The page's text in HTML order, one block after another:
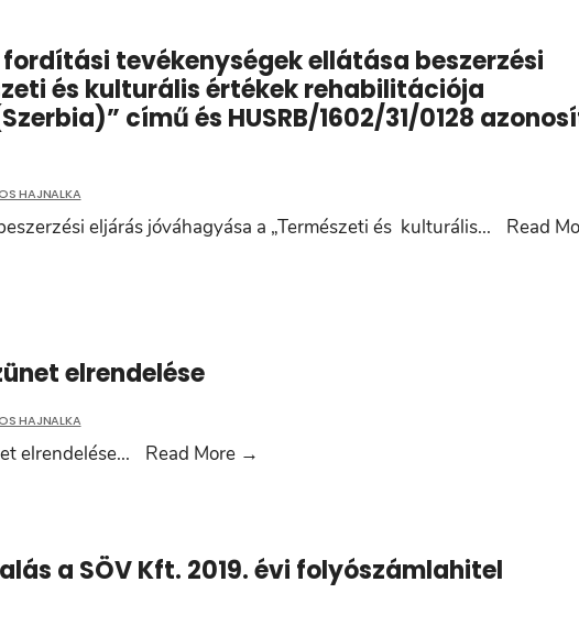
Zoltán
előterjesztése
tevékenységek ellátása beszerzési
és kulturális értékek rehabilitációja
című és HUSRB/1602/31/0128
HAJNALKA
eljárás jóváhagyása a „Természeti és kulturális...
Read
elrendelése
HAJNALKA
elrendelése... Read More →
szünet
a SÖV Kft. 2019. évi folyószámlahitel